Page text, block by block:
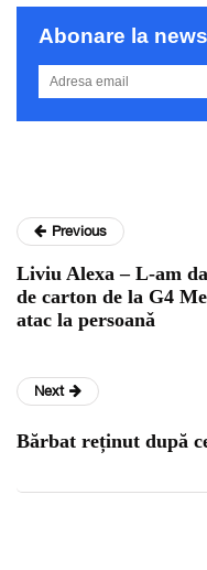
Abonare la
Previous
Liviu Alexa – L-am
de carton de la G4
atac la persoanǎ
Next
Bărbat reținut după